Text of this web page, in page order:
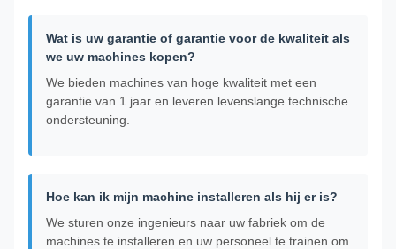
Wat is uw garantie of garantie voor de kwaliteit als
we uw machines kopen?
We bieden machines van hoge kwaliteit met een
garantie van 1 jaar en leveren levenslange technische
ondersteuning.
Hoe kan ik mijn machine installeren als hij er is?
We sturen onze ingenieurs naar uw fabriek om de
machines te installeren en uw personeel te trainen om